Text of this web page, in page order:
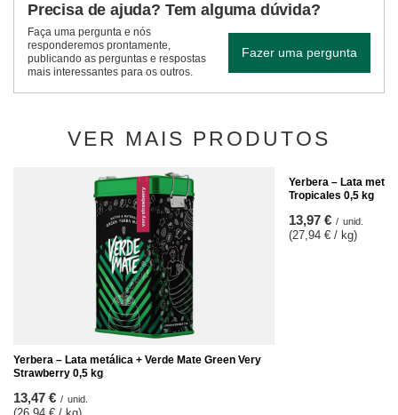
Precisa de ajuda? Tem alguma dúvida?
Faça uma pergunta e nós
responderemos prontamente,
publicando as perguntas e respostas
mais interessantes para os outros.
Fazer uma pergunta
VER MAIS PRODUTOS
Yerbera – Lata metálica + Verde Mate Green Very
Strawberry 0,5 kg
13,47 € / unid.
Yerbera – Lata
Tropicales 0,5 kg
13,97 € / unid.
(27,94 € / kg)